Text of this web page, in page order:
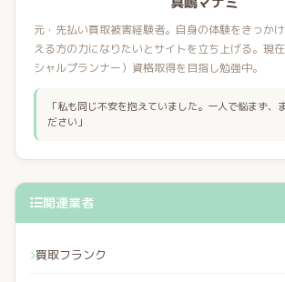
元・先払い買取被害経験者。自身の体験をきっか
える方の力になりたいとサイトを立ち上げる。現
シャルプランナー）資格取得を目指し勉強中。
「私も同じ不安を抱えていました。一人で悩まず、
ださい」
関連業者
買取フランク